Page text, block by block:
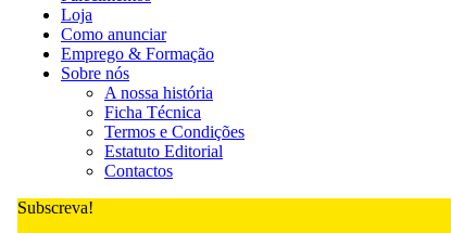
Loja
Como anunciar
Emprego & Formação
Sobre nós
A nossa história
Ficha Técnica
Termos e Condições
Estatuto Editorial
Contactos
Subscreva!